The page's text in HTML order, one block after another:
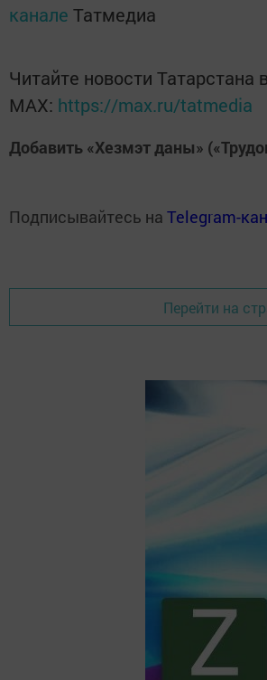
канале Татмедиа
Читайте новости
MАХ: https://max.ru/tatmedia
Добавить «Хезмэт даны»
Подписывайтесь на Telegram-
Перейти на